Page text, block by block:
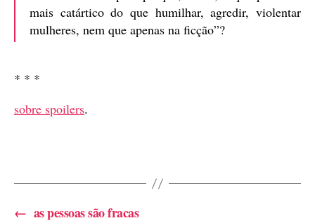
mais catártico do que humilhar, agredir, violentar
mulheres, nem que apenas na ficção”?
* * *
sobre spoilers.
← as pessoas são fracas